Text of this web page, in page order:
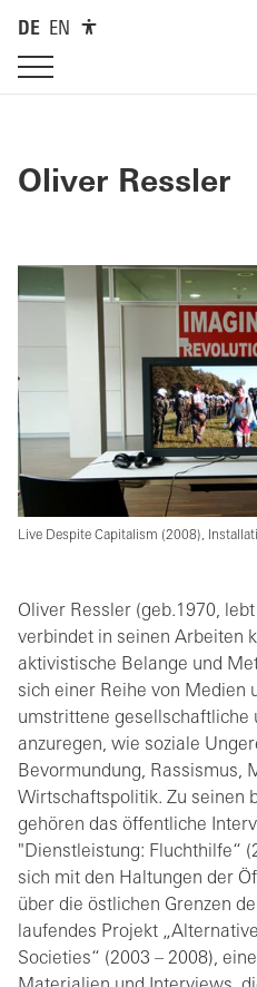
DE EN
Oliver Ressler
Live Despite Capitalism (2008),
Oliver Ressler (geb.1970,
verbindet in seinen Arbeiten
aktivistische Belange und
sich einer Reihe von Medien
umstrittene gesellschaftliche
anzuregen, wie soziale
Bevormundung, Rassismus,
Wirtschaftspolitik. Zu seinen
gehören das öffentliche
"Dienstleistung: Fluchthilfe“
sich mit den Haltungen der
über die östlichen Grenzen
laufendes Projekt
Societies“ (2003 – 2008),